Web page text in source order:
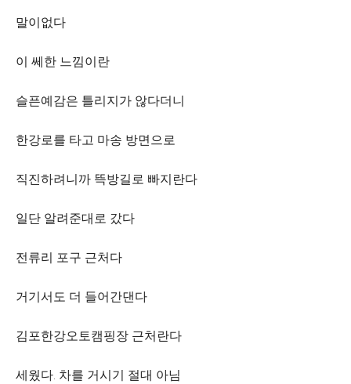
말이없다
이 쎄한 느낌이란
슬픈예감은 틀리지가 않다더니
한강로를 타고 마송 방면으로
직진하려니까 뜩방길로 빠지란다
일단 알려준대로 갔다
전류리 포구 근처다
거기서도 더 들어간댄다
김포한강오토캠핑장 근처란다
세웠다. 차를 거시기 절대 아님